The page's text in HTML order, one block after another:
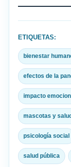
ETIQUETAS:
bienestar
efectos de la
impacto
mascotas y salud
psicología social
salud pública